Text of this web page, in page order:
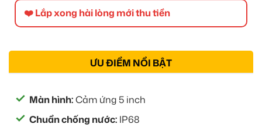
❤️ Lắp xong hài lòng mới thu tiền
ƯU ĐIỂM NỔI BẬT
Màn hình:Cảm ứng 5 inch
Chuẩn chống nước: IP68